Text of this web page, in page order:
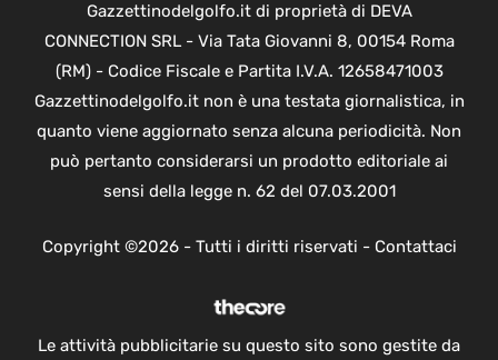
Gazzettinodelgolfo.it di proprietà di DEVA
CONNECTION SRL - Via Tata Giovanni 8, 00154 Roma
(RM) - Codice Fiscale e Partita I.V.A. 12658471003
Gazzettinodelgolfo.it non è una testata giornalistica, in
quanto viene aggiornato senza alcuna periodicità. Non
può pertanto considerarsi un prodotto editoriale ai
sensi della legge n. 62 del 07.03.2001
Copyright ©2026 - Tutti i diritti riservati - Contattaci
Le attività pubblicitarie su questo sito sono gestite da